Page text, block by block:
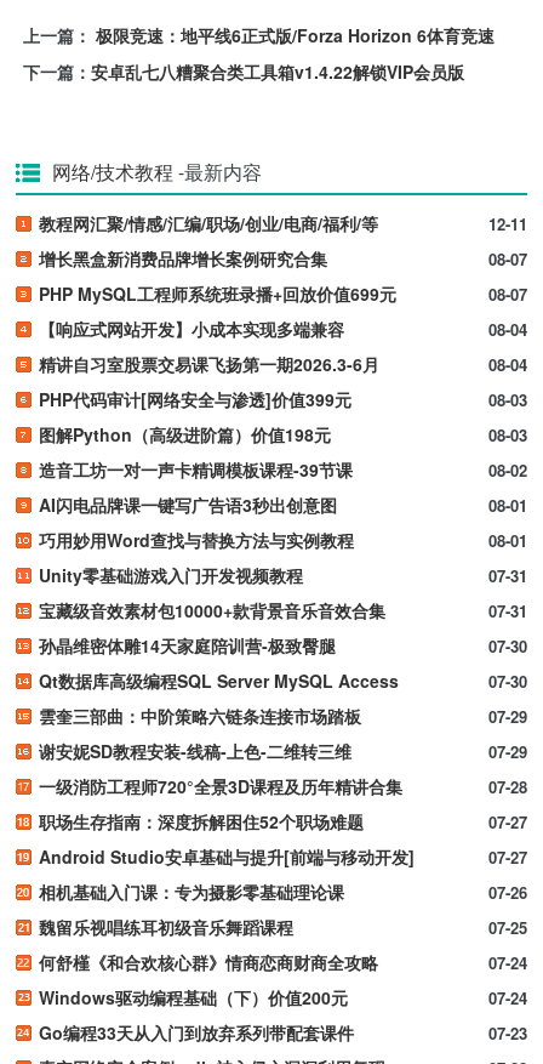
上一篇： 极限竞速：地平线6正式版/Forza Horizon 6体育竞速
下一篇： 安卓乱七八糟聚合类工具箱v1.4.22解锁VIP会员版
网络/技术教程 -最新内容
12-11
教程网汇聚/情感/汇编/职场/创业/电商/福利/等
08-07
增长黑盒新消费品牌增长案例研究合集
08-07
PHP MySQL工程师系统班录播+回放价值699元
08-04
【响应式网站开发】小成本实现多端兼容
08-04
精讲自习室股票交易课飞扬第一期2026.3-6月
08-03
PHP代码审计[网络安全与渗透]价值399元
08-03
图解Python（高级进阶篇）价值198元
08-02
造音工坊一对一声卡精调模板课程-39节课
08-01
AI闪电品牌课一键写广告语3秒出创意图
08-01
巧用妙用Word查找与替换方法与实例教程
07-31
Unity零基础游戏入门开发视频教程
07-31
宝藏级音效素材包10000+款背景音乐音效合集
07-30
孙晶维密体雕14天家庭陪训营-极致臀腿
07-30
Qt数据库高级编程SQL Server MySQL Access
07-29
雲奎三部曲：中阶策略六链条连接市场踏板
07-29
谢安妮SD教程安装-线稿-上色-二维转三维
07-28
一级消防工程师720°全景3D课程及历年精讲合集
07-27
职场生存指南：深度拆解困住52个职场难题
07-27
Android Studio安卓基础与提升[前端与移动开发]
07-26
相机基础入门课：专为摄影零基础理论课
07-25
魏留乐视唱练耳初级音乐舞蹈课程
07-24
何舒槿《和合欢核心群》情商恋商财商全攻略
07-24
Windows驱动编程基础（下）价值200元
07-23
Go编程33天从入门到放弃系列带配套课件